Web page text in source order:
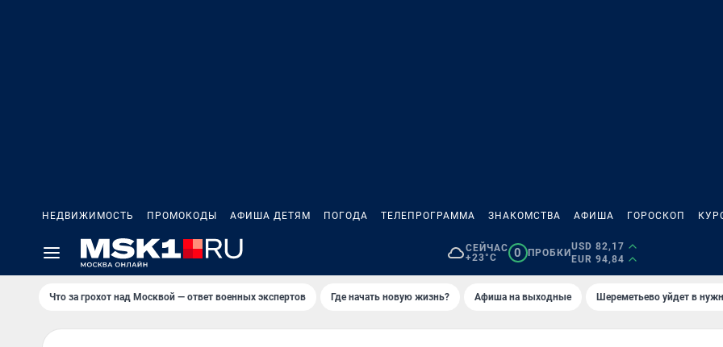
НЕДВИЖИМОСТЬ ПРОМОКОДЫ АФИША ДЕТЯМ ПОГОДА ТЕЛЕПРОГРАММА ЗНАКОМСТВА АФИША ГОРОСКОП
СЕЙЧАС
+23°C
0 ПРОБКИ
USD 82,17
EUR 94,84
Что за грохот над Москвой — ответ военных экспертов Где начать новую жизнь? Афиша на выходные Шереметьево уйдет в